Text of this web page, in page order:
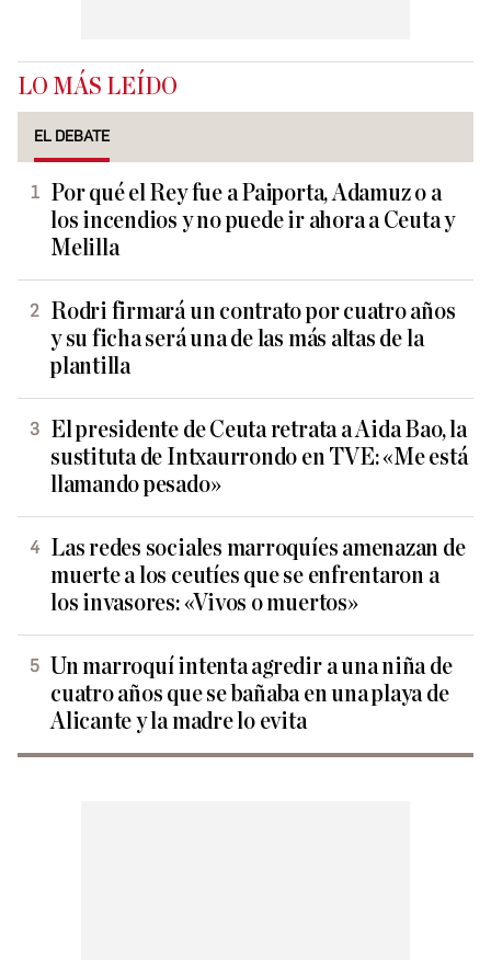
LO MÁS LEÍDO
EL DEBATE
Por qué el Rey fue a Paiporta, Adamuz o a
los incendios y no puede ir ahora a Ceuta y
Melilla
Rodri firmará un contrato por cuatro años
y su ficha será una de las más altas de la
plantilla
El presidente de Ceuta retrata a Aida Bao, la
sustituta de Intxaurrondo en TVE: «Me está
llamando pesado»
Las redes sociales marroquíes amenazan de
muerte a los ceutíes que se enfrentaron a
los invasores: «Vivos o muertos»
Un marroquí intenta agredir a una niña de
cuatro años que se bañaba en una playa de
Alicante y la madre lo evita